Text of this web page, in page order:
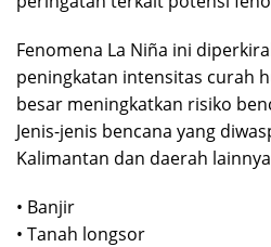
Fenomena La Niña ini
peningkatan intensitas curah
besar meningkatkan risiko
Jenis-jenis bencana yang
Kalimantan dan daerah
• Banjir
• Tanah longsor